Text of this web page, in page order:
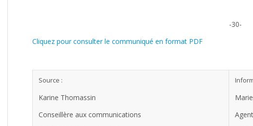
-30-
Cliquez pour consulter le communiqué en format PDF
Source :
Karine Thomassin
Conseillère aux communications